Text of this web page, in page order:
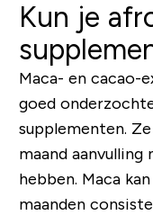
Kun je
Maca- en cacao-
goed
supplementen.
maand
hebben. Maca
maanden